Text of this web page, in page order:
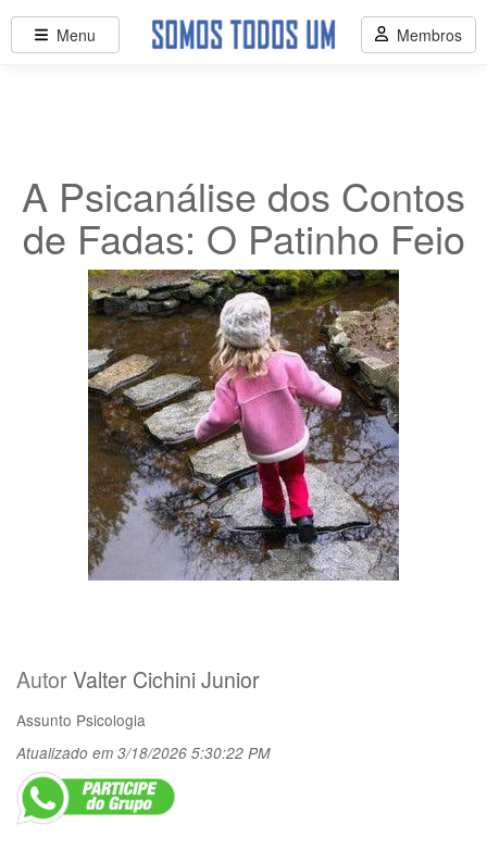
A Psicanálise dos Contos
de Fadas: O Patinho Feio
AutorValter Cichini Junior
Assunto Psicologia
Atualizado em 3/18/2026 5:30:22 PM
Menu Membros